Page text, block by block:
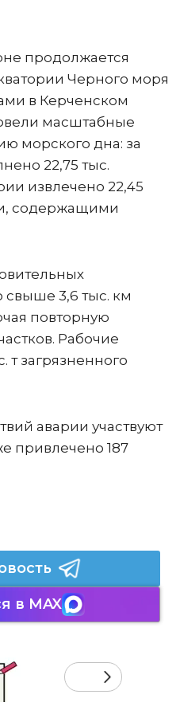
продолжается
Черного моря
в Керченском
масштабные
морского дна: за
22,75 тыс.
извлечено 22,45
содержащими
3,6 тыс. км
повторную
Рабочие
т загрязненного
аварии участвуют
привлечено 187
в MAX